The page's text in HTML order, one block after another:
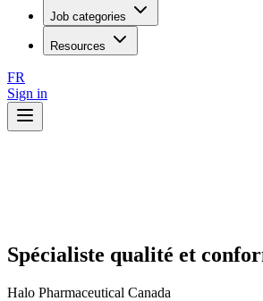
Job categories
Resources
FR
Sign in
Spécialiste qualité et
Halo Pharmaceutical Canada